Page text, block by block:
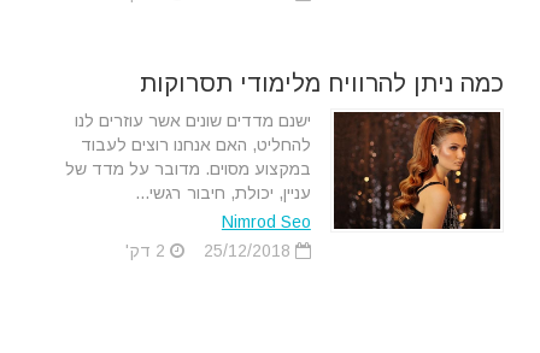
כמה ניתן להרוויח מלימודי תסרוקות
ישנם מדדים שונים אשר עוזרים לנו
להחליט, האם אנחנו רוצים לעבוד
במקצוע מסוים. מדובר על מדד של
עניין, יכולת, חיבור רגשי...
Nimrod Seo